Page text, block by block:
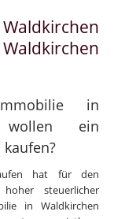
in
wollen ein
hat für den
steuerlicher
in Waldkirchen